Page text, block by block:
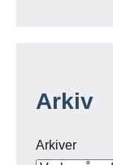
Arkiv
Arkiver